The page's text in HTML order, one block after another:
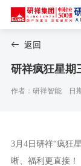
 返回
研祥疯狂星期
作者：研祥智能 日
3月 4日研祥“疯狂
晰、福利更直接！